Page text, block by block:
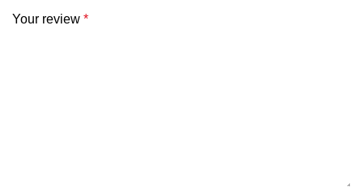
Your review *